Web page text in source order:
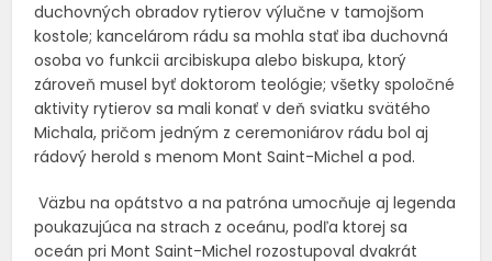
duchovných obradov rytierov výlučne v tamojšom
kostole; kancelárom rádu sa mohla stať iba duchovná
osoba vo funkcii arcibiskupa alebo biskupa, ktorý
zároveň musel byť doktorom teológie; všetky spoločné
aktivity rytierov sa mali konať v deň sviatku svätého
Michala, pričom jedným z ceremoniárov rádu bol aj
rádový herold s menom Mont Saint-Michel a pod.
Väzbu na opátstvo a na patróna umocňuje aj legenda
poukazujúca na strach z oceánu, podľa ktorej sa
oceán pri Mont Saint-Michel rozostupoval dvakrát